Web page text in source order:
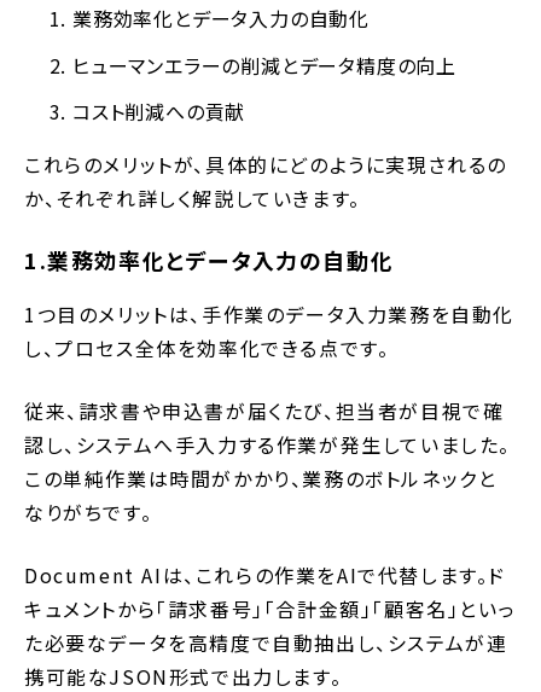
業務効率化とデータ入力の自動化
ヒューマンエラーの削減とデータ精度の向上
コスト削減への貢献
これらのメリットが、具体的にどのように実現されるの
か、それぞれ詳しく解説していきます。
1.業務効率化とデータ入力の自動化
1つ目のメリットは、手作業のデータ入力業務を自動化
し、プロセス全体を効率化できる点です。
従来、請求書や申込書が届くたび、担当者が目視で確
認し、システムへ手入力する作業が発生していました。
この単純作業は時間がかかり、業務のボトルネックと
なりがちです。
Document AIは、これらの作業をAIで代替します。ド
キュメントから「請求番号」「合計金額」「顧客名」といっ
た必要なデータを高精度で自動抽出し、システムが連
携可能なJSON形式で出力します。